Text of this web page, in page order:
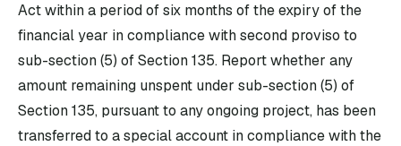
Act within a period of six months of the expiry of the
financial year in compliance with second proviso to
sub-section (5) of Section 135. Report whether any
amount remaining unspent under sub-section (5) of
Section 135, pursuant to any ongoing project, has been
transferred to a special account in compliance with the